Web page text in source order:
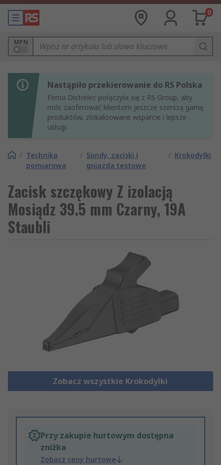
0
MPN
Nastąpiło przekierowanie do RS Polska
Firma Distrelec połączyła się z RS Group, aby
móc zaoferować klientom jeszcze szerszą gamę
produktów, zlokalizowane wsparcie i lepsze
usługi.
/ Technika
pomiarowa
/ Sondy, zaciski i
gniazda testowe
/ Krokodylki
Zacisk szczękowy Z izolacją
Mosiądz 39.5 mm Czarny, 19A
Staubli
Zobacz wszystkie Krokodylki
Przy zakupie hurtowym dostępna
zniżka
Zobacz ceny hurtowe